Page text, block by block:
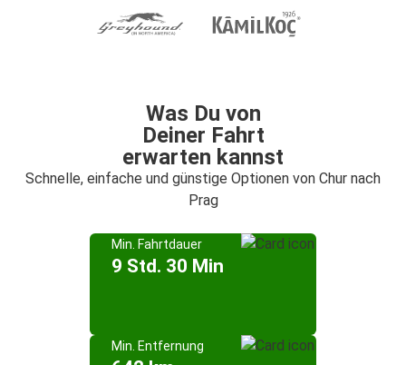
Was Du von
Deiner Fahrt
erwarten kannst
Schnelle, einfache und günstige Optionen von Chur nach
Prag
Min. Fahrtdauer
9 Std. 30 Min
Min. Entfernung